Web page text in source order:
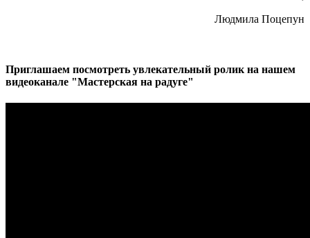
Людмила Поцепун
Приглашаем посмотреть увлекательный ролик на нашем
видеоканале "Мастерская на радуге"